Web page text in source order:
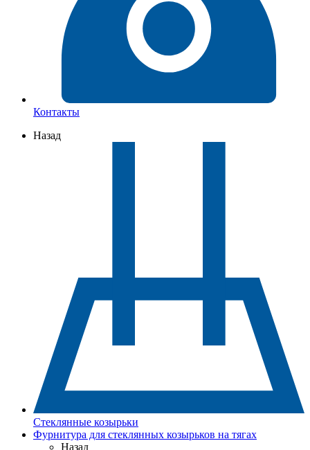
Контакты
Назад
Стеклянные козырьки
Фурнитура для стеклянных козырьков на тягах
Назад